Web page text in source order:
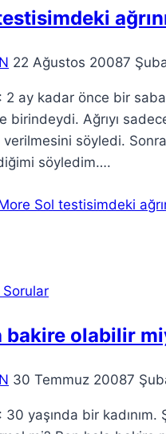
22 Ağustos 20087
2 ay kadar önce bir
birindeydi. Ağrıyı
verilmesini söyledi.
söyledim….
Sol testisimdeki
bakire olabilir
30 Temmuz 20087
30 yaşında bir